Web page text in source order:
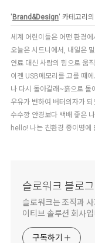
' Brand&Design' 카테고리
세계 어린이들은 어떤 환경
오늘은 시드니에서, 내일은
연료 대신 사람의 힘으로 움
이젠 USB메모리를 고를 때
나 다시 돌아갈래~흙으로 돌
우유가 변하여 버터의자가 되
수수깡 안경보다 백배 좋은
hello! 나는 친환경 종이병에
슬로워크 블로그
슬로워크는 조직과
이티브 솔루션 회사
구독하기